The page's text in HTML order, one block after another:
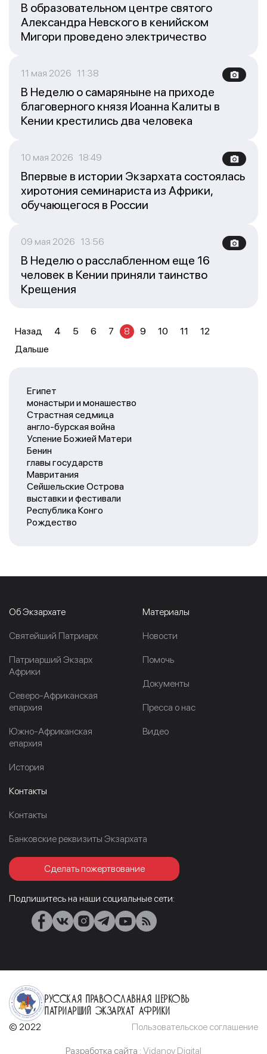
Египет
монастыри и монашество
Страстная седмица
англо-бурская война
Успение Божией Матери
Бенин
главы государств
Мавритания
Сейшельские Острова
выставки и фестивали
Республика Конго
Рождество
В образовательном центре святого
Александра Невского в кенийском
Мигори проведено электричество
11 мая 2026 11:38
В Неделю о самаряныне на приходе
благоверного князя Иоанна Калиты в
Кении крестились два человека
10 мая 2026 18:49
Впервые в истории Экзархата состоялась
хиротония семинариста из Африки,
обучающегося в России
09 мая 2026 13:56
В Неделю о расслабленном еще 16
человек в Кении приняли таинство
Крещения
Назад 4 5 6 7 8 9 10 11
12
Дальше
Об Экзархате
Cвятейший Патриарх
Патриарший Экзарх
Африки
Северо-Африканская
епархия
Южно-Африканская
епархия
История
Материалы
Новости
Помочь
Документы
Пресса о нас
Видео
Контакты
Контакты
Банковские реквизиты Экзархата
Сделать пожертвование
Подпишитесь на наши социальные сети:
Русская Православная Церковь
Патриарший Экзархат Африки
© 2022 Пользовательское соглашение
Разработка сайта : Vidanov Digital